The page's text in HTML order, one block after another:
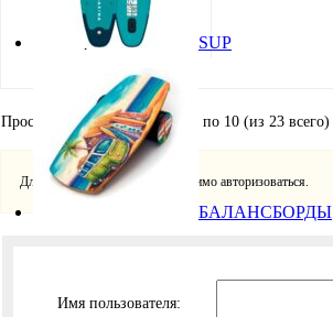
SUP
БАЛАНСБОРДЫ
Игорь Кремнёв
Хранитель
Просмотр 10 сообщений - с 1 по 10 (из 23 всего)
Для ответа в этой теме необходимо авторизоваться.
Имя пользователя: